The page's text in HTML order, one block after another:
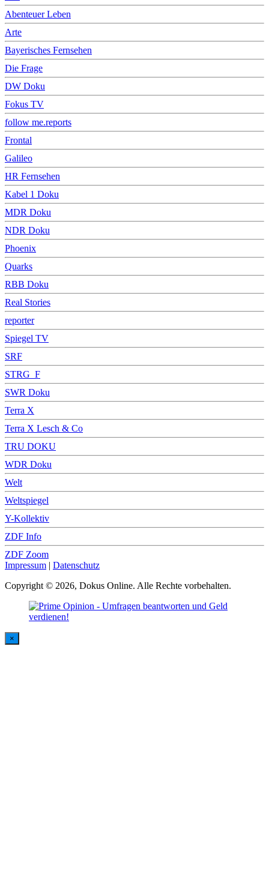
Abenteuer Leben
Arte
Bayerisches Fernsehen
Die Frage
DW Doku
Fokus TV
follow me.reports
Frontal
Galileo
HR Fernsehen
Kabel 1 Doku
MDR Doku
NDR Doku
Phoenix
Quarks
RBB Doku
Real Stories
reporter
Spiegel TV
SRF
STRG_F
SWR Doku
Terra X
Terra X Lesch & Co
TRU DOKU
WDR Doku
Welt
Weltspiegel
Y-Kollektiv
ZDF Info
ZDF Zoom
Impressum | Datenschutz
Copyright © 2026, Dokus Online. Alle Rechte vorbehalten.
×